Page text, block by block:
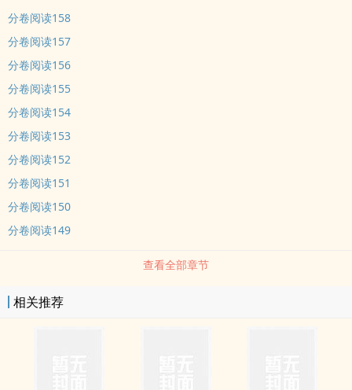
喜，英年早婚，但三年后就拜拜。 自那以后，秦昼的生活中闯jin
了一束光，250W的那zhong。 裴允：实话说我当时害怕极了，
高岭之花学神攻X自信爆棚的乐观中二学渣受 秦昼攻X裴允受
阅读指南： ①同xing可婚背景，架空，一切的设定都是为了发
糖，勿深究 ②ri常向，不甜打我。 nei容标签： qing有独钟
甜文 校园
分卷阅读158
分卷阅读157
分卷阅读156
分卷阅读155
分卷阅读154
分卷阅读153
分卷阅读152
分卷阅读151
分卷阅读150
分卷阅读149
查看全部章节
相关推荐